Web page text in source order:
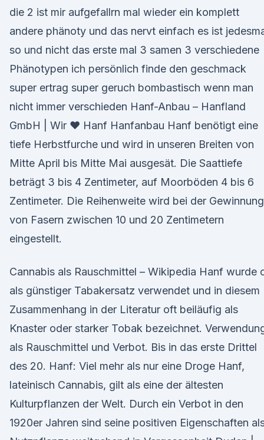
die 2 ist mir aufgefallrn mal wieder ein komplett
andere phänoty und das nervt einfach es ist
so und nicht das erste mal 3 samen 3 verschiedene
Phänotypen ich persönlich finde den geschmack
super ertrag super geruch bombastisch wenn man
nicht immer verschieden Hanf-Anbau – Hanfland
GmbH | Wir ♥ Hanf Hanfanbau Hanf benötigt eine
tiefe Herbstfurche und wird in unseren Breiten von
Mitte April bis Mitte Mai ausgesät. Die Saattiefe
beträgt 3 bis 4 Zentimeter, auf Moorböden 4 bis 6
Zentimeter. Die Reihenweite wird bei der Gewinnung
von Fasern zwischen 10 und 20 Zentimetern
eingestellt.
Cannabis als Rauschmittel – Wikipedia Hanf wurde
als günstiger Tabakersatz verwendet und in diesem
Zusammenhang in der Literatur oft beiläufig als
Knaster oder starker Tobak bezeichnet.
als Rauschmittel und Verbot. Bis in das erste Drittel
des 20. Hanf: Viel mehr als nur eine Droge Hanf,
lateinisch Cannabis, gilt als eine der ältesten
Kulturpflanzen der Welt. Durch ein Verbot in den
1920er Jahren sind seine positiven Eigenschaften